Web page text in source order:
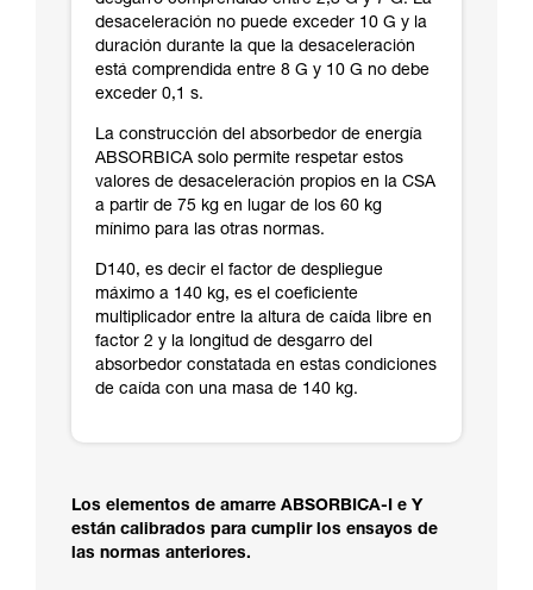
desaceleración no puede exceder 10 G y la
duración durante la que la desaceleración
está comprendida entre 8 G y 10 G no debe
exceder 0,1 s.
La construcción del absorbedor de energía
ABSORBICA solo permite respetar estos
valores de desaceleración propios en la CSA
a partir de 75 kg en lugar de los 60 kg
mínimo para las otras normas.
D140, es decir el factor de despliegue
máximo a 140 kg, es el coeficiente
multiplicador entre la altura de caída libre en
factor 2 y la longitud de desgarro del
absorbedor constatada en estas condiciones
de caída con una masa de 140 kg.
Los elementos de amarre ABSORBICA-I e Y
están calibrados para cumplir los ensayos de
las normas anteriores.